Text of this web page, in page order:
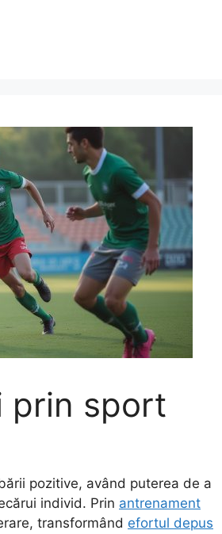
prin sport
pozitive, având puterea de a
individ. Prin antrenament
transformând efortul depus